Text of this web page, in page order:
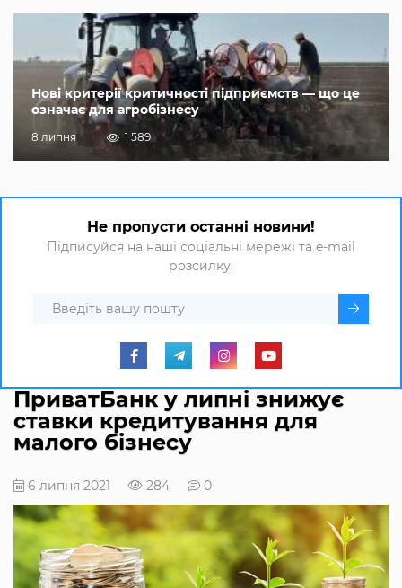
Нові критерії критичності підприємств — що це
означає для агробізнесу
8 липня 1 589
Не пропусти останні новини!
Підписуйся на наші соціальні мережі та e-mail
розсилку.
ПриватБанк у липні знижує
ставки кредитування для
малого бізнесу
6 липня 2021 284 0